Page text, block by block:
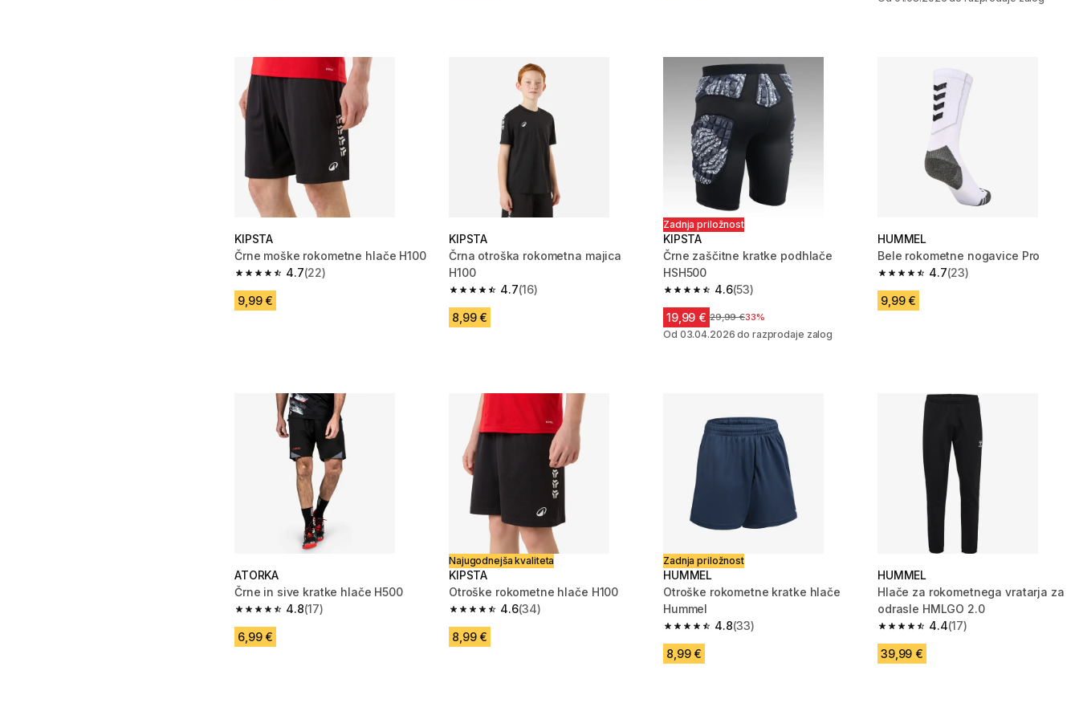
KIPSTA
Črne moške rokometne hlače H100
4.7
4.7 od 5 zvezdic from 22 ocene
(22)
9,99 €
KIPSTA
Črna otroška rokometna majica
H100
4.7
4.7 od 5 zvezdic from 16 ocene
(16)
8,99 €
Zadnja priložnost
KIPSTA
Črne zaščitne kratke podhlače
HSH500
4.6
4.6 od 5 zvezdic from 53 ocene
(53)
19,99 € Cena pred znižanjem
29,99 €33%
Od 03.04.2026 do razprodaje zalog
HUMMEL
Bele rokometne nogavice Pro
4.7
4.7 od 5 zvezdic from 23 ocene
(23)
9,99 €
ATORKA
Črne in sive kratke hlače H500
4.8
4.8 od 5 zvezdic from 17 ocene
(17)
6,99 €
Najugodnejša kvaliteta
KIPSTA
Otroške rokometne hlače H100
4.6
4.6 od 5 zvezdic from 34 ocene
(34)
8,99 €
Zadnja priložnost
HUMMEL
Otroške rokometne kratke hlače
Hummel
4.8
4.8 od 5 zvezdic from 33 ocene
(33)
8,99 €
HUMMEL
Hlače za rokometnega vratarja za
odrasle HMLGO 2.0
4.4
4.4 od 5 zvezdic from 17 ocene
(17)
39,99 €